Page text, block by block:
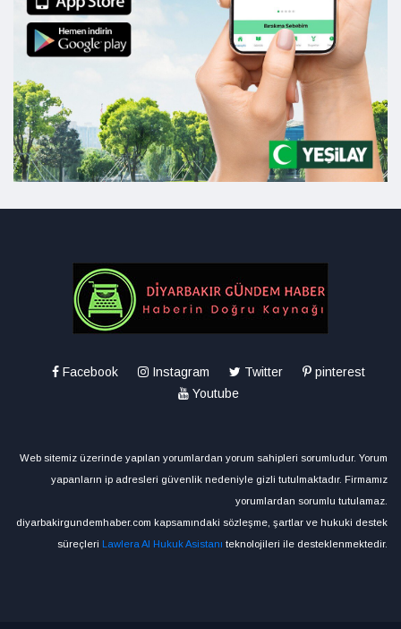
Facebook Instagram Twitter
pinterest
Youtube
Web sitemiz üzerinde yapılan yorumlardan yorum sahipleri sorumludur. Yorum
yapanların ip adresleri güvenlik nedeniyle gizli tutulmaktadır. Firmamız
yorumlardan sorumlu tutulamaz.
diyarbakirgundemhaber.com kapsamındaki sözleşme, şartlar ve hukuki destek
süreçleri
Lawlera AI Hukuk Asistanı teknolojileri ile desteklenmektedir.